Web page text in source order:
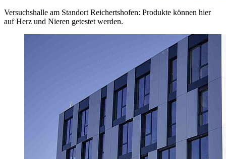
Versuchshalle am Standort Reichertshofen: Produkte können hier
auf Herz und Nieren getestet werden.